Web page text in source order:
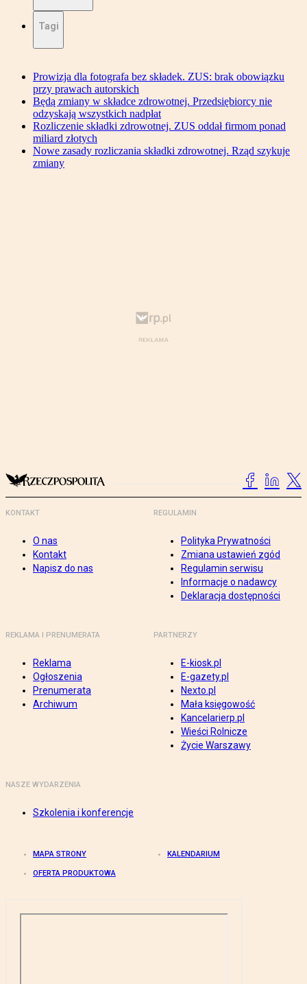
Tagi
Prowizja dla fotografa bez składek. ZUS: brak obowiązku
przy prawach autorskich
Będą zmiany w składce zdrowotnej. Przedsiębiorcy nie
odzyskają wszystkich nadpłat
Rozliczenie składki zdrowotnej. ZUS oddał firmom ponad
miliard złotych
Nowe zasady rozliczania składki zdrowotnej. Rząd szykuje
zmiany
KONTAKT
O nas
Kontakt
Napisz do nas
REGULAMIN
Polityka Prywatności
Zmiana ustawień zgód
Regulamin serwisu
Informacje o nadawcy
Deklaracja dostępności
REKLAMA I PRENUMERATA
Reklama
Ogłoszenia
Prenumerata
Archiwum
PARTNERZY
E-kiosk.pl
E-gazety.pl
Nexto.pl
Mała księgowość
Kancelarierp.pl
Wieści Rolnicze
Życie Warszawy
NASZE WYDARZENIA
Szkolenia i konferencje
MAPA STRONY KALENDARIUM
OFERTA PRODUKTOWA